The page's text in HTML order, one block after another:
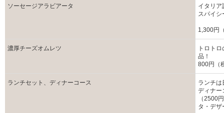
ソーセージアラビアータ
イタリア
スパイシ
1,300円
濃厚チーズオムレツ
トロト
品！
800円（
ランチセット、ディナーコース
ランチは
ディナー
（2500
タ・デザ